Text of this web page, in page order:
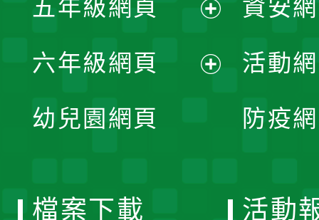
選
單
開
選
五年級網頁
開
六年級網頁
幼兒園網頁
資安
活動
防疫
檔案下載 活動